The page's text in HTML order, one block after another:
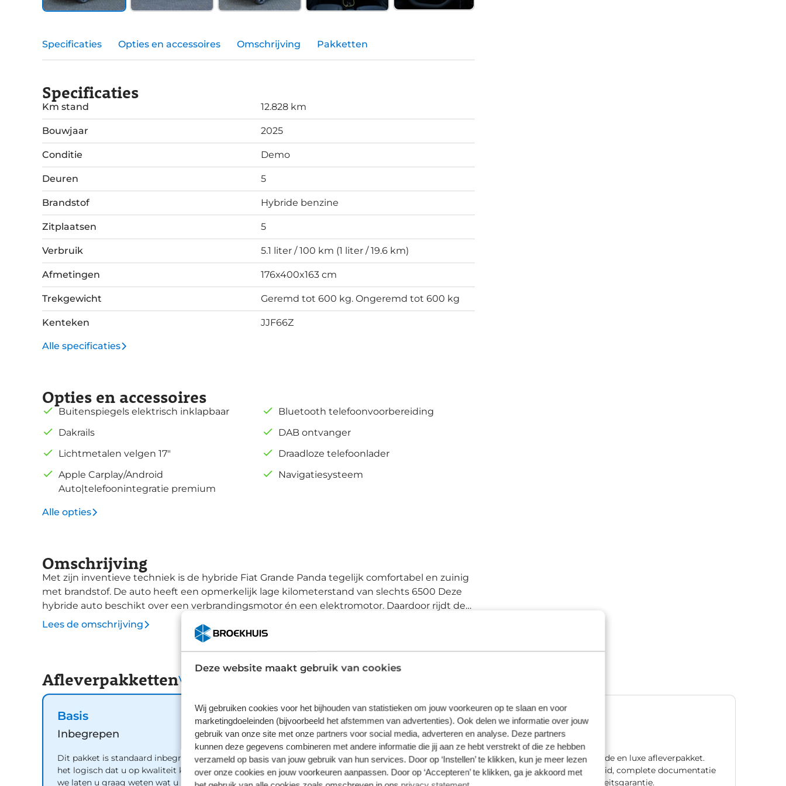
Deze website maakt gebruik van cookies
Wij gebruiken cookies voor het bijhouden van statistieken om jouw voorkeuren op te slaan en voor
marketingdoeleinden (bijvoorbeeld het afstemmen van advertenties). Ook delen we informatie over jouw
gebruik van onze site met onze partners voor social media, adverteren en analyse. Deze partners
kunnen deze gegevens combineren met andere informatie die jij aan ze hebt verstrekt of die ze hebben
verzameld op basis van jouw gebruik van hun services. Door op ‘Instellen’ te klikken, kun je meer lezen
over onze cookies en jouw voorkeuren aanpassen. Door op ‘Accepteren’ te klikken, ga je akkoord met
Specificaties Opties en accessoires Omschrijving Pakketten
Specificaties
Km stand 12.828 km
Bouwjaar 2025
Conditie Demo
Deuren 5
Brandstof Hybride benzine
Zitplaatsen 5
Verbruik 5.1 liter / 100 km (1 liter / 19.6 km)
Afmetingen 176x400x163 cm
Trekgewicht Geremd tot 600 kg. Ongeremd tot 600 kg
Kenteken JJF66Z
Alle specificaties
Opties en accessoires
Buitenspiegels elektrisch inklapbaar
Dakrails
Lichtmetalen velgen 17"
Apple Carplay/Android
Auto|telefoonintegratie premium
Bluetooth telefoonvoorbereiding
DAB ontvanger
Draadloze telefoonlader
Navigatiesysteem
Alle opties
Omschrijving
Met zijn inventieve techniek is de hybride Fiat Grande Panda tegelijk comfortabel en zuinig
met brandstof. De auto heeft een opmerkelijk lage kilometerstand van slechts 6500 Deze
hybride auto beschikt over een verbrandingsmotor én een elektromotor. Daardoor rijdt de
auto zeer comfortabel en is tegelijk zuinig in het verbruik. Tijdens koude winterdagen
verjaagt uw stoelverwarming de kou en maakt het rijden heerlijk comfortabel. Als de 'r' in de
lichtmetalen velgen, LED koplampen, extra getint glas, in delen neerklapbare achterbank
en LED-achterlichten ook tot de uitrusting van deze complete auto. Met het digitale
dashboard van deze auto is de aanpassing van uw cockpitinterface een fluitje van een cent.
U ziet geen paaltje meer over het hoofd dankzij de achteruitrijcamera. Had u de auto nou
wel afgesloten? Met Connected Services checkt u het overal en altijd. Het audiosysteem
met DAB-ontvangst en het navigatiesysteem bedient u veilig met knoppen op het stuur.
Klik de smartphone in de houder en de draadloze telefoonlader zorgt voor een volle accu. De
uitrusting van deze auto is met automatische airconditioning, regensensor, cruise control
en automatisch dimmende binnenspiegel behoorlijk compleet. Met de nieuwste
Lees de omschrijving
AfleverpakkettenVergelijk
Basis
Inbegrepen
Dit pakket is standaard inbegrepen. We vinden
het logisch dat u op kwaliteit kunt rekenen en
we laten u graag weten wat u kunt verwachten.
Plus
€ 995,00
Wilt u meer zekerheid door langere garantie en
meer uitgebreide voertuig check dan maakt u
met dit pakket de juiste keuze. Bovendien kunt u
Premium
€ 1.195,00
Ons meest uitgebreide en luxe afleverpakket.
Met één jaar zekerheid, complete documentatie
en natuurlijk mobiliteitsgarantie.